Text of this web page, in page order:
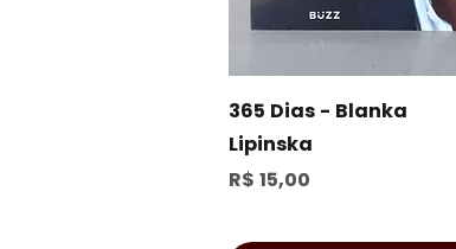
Visualização rápida
365 Dias - Blanka
Lipinska
Preço
R$ 15,00